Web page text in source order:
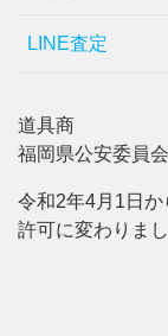
LINE査定
道具商
福岡県公安委員
令和2年4月1日
許可に変わりまし